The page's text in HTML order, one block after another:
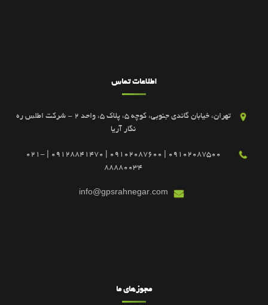
اطلاعات تماس
تهران، خیابان گاندی جنوبی، کوچه 5، پلاک 5، واحد 2 - شرکت اطلس ره
نگار آریا
09102087500 | 09102087600 | 09128841470 | 021-
88880034
info@gpsrahnegar.com
مجوزهای ما